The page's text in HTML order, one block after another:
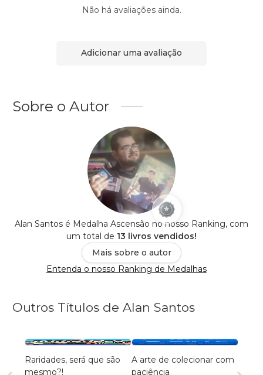
Não há avaliações ainda.
Adicionar uma avaliação
Sobre o Autor
Alan Santos é Medalha Ascensão no nosso Ranking, com
um total de 13 livros vendidos!
Mais sobre o autor
Entenda o nosso Ranking de Medalhas
Outros Títulos de Alan Santos
Raridades, será que são
mesmo?!
A arte de colecionar com
paciência